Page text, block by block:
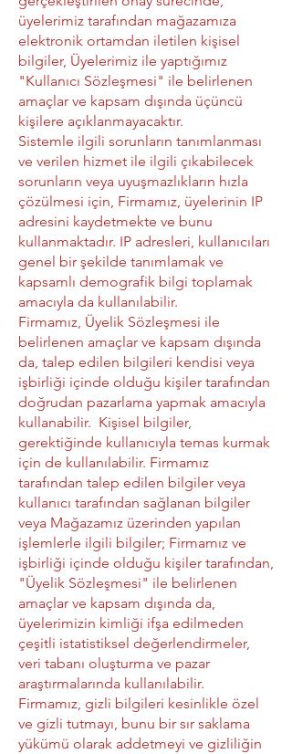
üyelerimiz tarafından mağazamıza
elektronik ortamdan iletilen kişisel
bilgiler, Üyelerimiz ile yaptığımız
"Kullanıcı Sözleşmesi" ile belirlenen
amaçlar ve kapsam dışında üçüncü
kişilere açıklanmayacaktır.
Sistemle ilgili sorunların tanımlanması
ve verilen hizmet ile ilgili çıkabilecek
sorunların veya uyuşmazlıkların hızla
çözülmesi için, Firmamız, üyelerinin IP
adresini kaydetmekte ve bunu
kullanmaktadır. IP adresleri, kullanıcıları
genel bir şekilde tanımlamak ve
kapsamlı demografik bilgi toplamak
amacıyla da kullanılabilir.
Firmamız, Üyelik Sözleşmesi ile
belirlenen amaçlar ve kapsam dışında
da, talep edilen bilgileri kendisi veya
işbirliği içinde olduğu kişiler tarafından
doğrudan pazarlama yapmak amacıyla
kullanabilir. Kişisel bilgiler,
gerektiğinde kullanıcıyla temas kurmak
için de kullanılabilir. Firmamız
tarafından talep edilen bilgiler veya
kullanıcı tarafından sağlanan bilgiler
veya Mağazamız üzerinden yapılan
işlemlerle ilgili bilgiler; Firmamız ve
işbirliği içinde olduğu kişiler tarafından,
"Üyelik Sözleşmesi" ile belirlenen
amaçlar ve kapsam dışında da,
üyelerimizin kimliği ifşa edilmeden
çeşitli istatistiksel değerlendirmeler,
veri tabanı oluşturma ve pazar
araştırmalarında kullanılabilir.
Firmamız, gizli bilgileri kesinlikle özel
ve gizli tutmayı, bunu bir sır saklama
yükümü olarak addetmeyi ve gizliliğin